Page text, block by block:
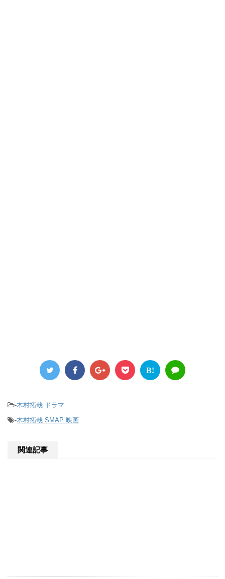
B!
-木村拓哉 ドラマ
-木村拓哉 SMAP 映画
関連記事